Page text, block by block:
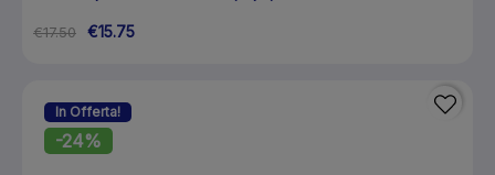
€17.50 €15.75
In Offerta!
-24%